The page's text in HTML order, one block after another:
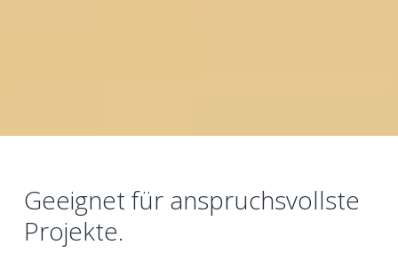
Geeignet für anspruchsvollste
Projekte.